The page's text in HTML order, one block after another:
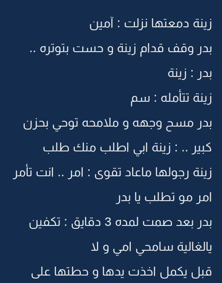
زينة دمعتها نزلت : آمين
بدر وقف قدام زينة و حست بتوتره ..
بدر : زينة
زينة تتأمله : سم
بدر مسح وجهه و ملامحه توحي بحزن
كبير .. : زينة ابي اطلب منك طلب
زينة رجولها ماعاد تقوى : امر .. انت تأمر
امر مو تطلب يا بدر
بدر بعد صمت لمده 3 دقايق : تكفين
يالغالية سامحي امي و لا
قبل يكمل اخذت يدها و حطتها على